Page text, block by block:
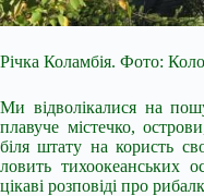
Річка Коламбія. Фото:
Ми відволікалися на
плавуче містечко,
біля штату на користь
ловить тихоокеанських
цікаві розповіді про